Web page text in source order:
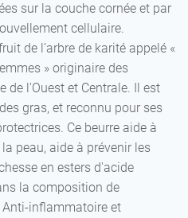
sur la couche cornée et par
cellulaire.
de l’arbre de karité appelé «
» originaire des
de l'Ouest et Centrale. Il est
gras, et reconnu pour ses
Ce beurre aide à
peau, aide à prévenir les
en esters d'acide
la composition de
Anti-inflammatoire et